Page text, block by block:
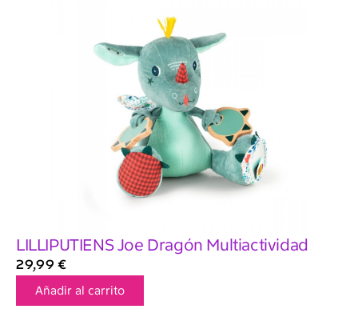
LILLIPUTIENS Joe Dragón Multiactividad
29,99 €
Añadir al carrito